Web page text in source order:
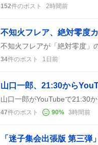
152件のポスト 2時間前
34件のポスト 1日前
山口一郎、21:30から
47件のポスト 90% 3時間前
「迷子集会出張版 第三